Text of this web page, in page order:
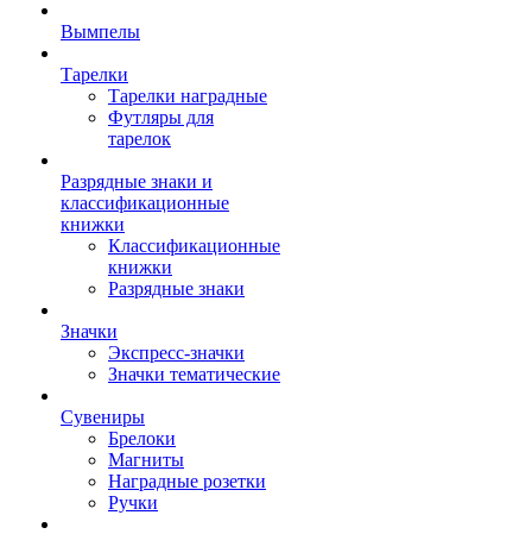
Вымпелы
Тарелки
Тарелки наградные
Футляры для
тарелок
Разрядные знаки и
классификационные
книжки
Классификационные
книжки
Разрядные знаки
Значки
Экспресс-значки
Значки тематические
Сувениры
Брелоки
Магниты
Наградные розетки
Ручки